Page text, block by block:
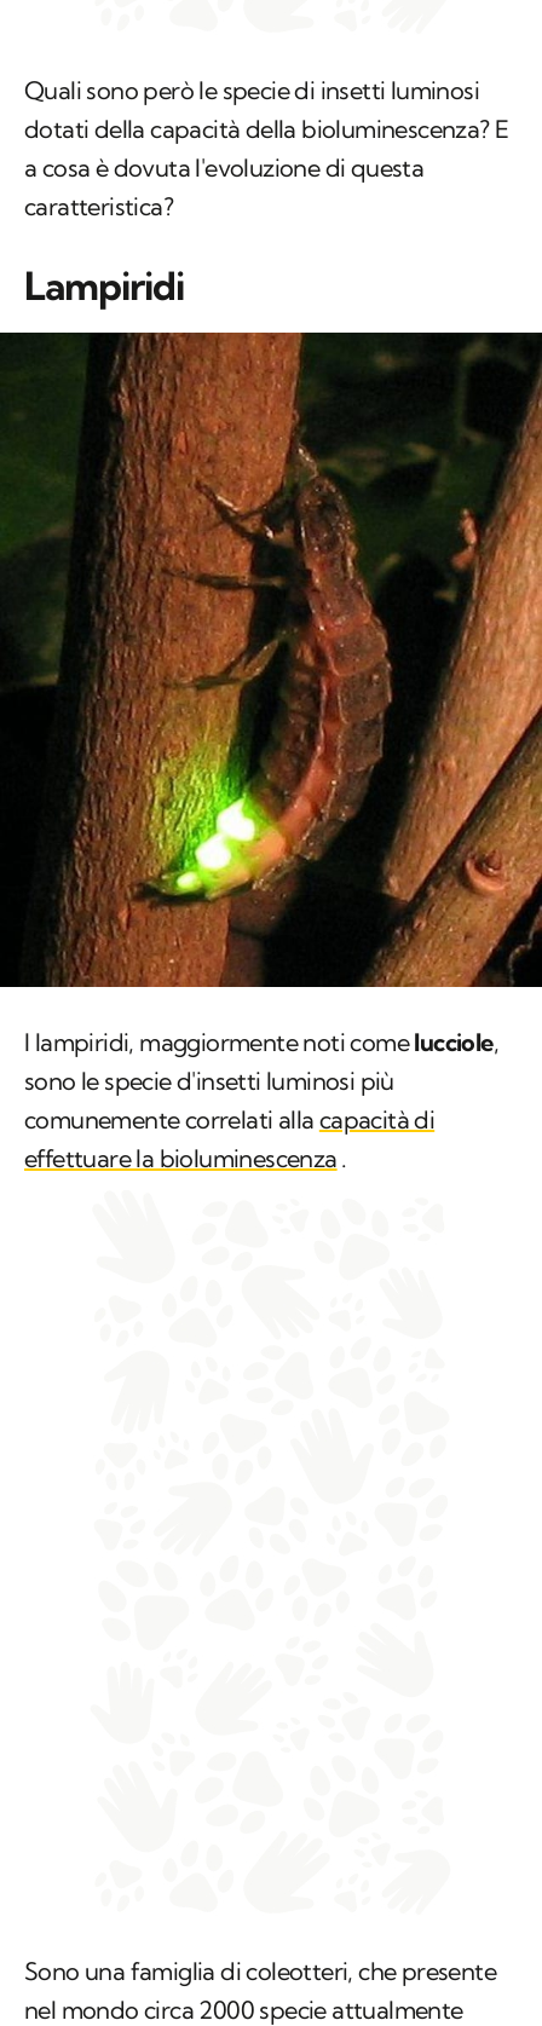
Quali sono però le specie di insetti luminosi
dotati della capacità della bioluminescenza? E
a cosa è dovuta l'evoluzione di questa
caratteristica?
Lampiridi
I lampiridi, maggiormente noti comelucciole,
sono le specie d'insetti luminosi più
comunemente correlati alla capacità di
effettuare la bioluminescenza .
Sono una famiglia di coleotteri, che presente
nel mondo circa 2000 specie attualmente